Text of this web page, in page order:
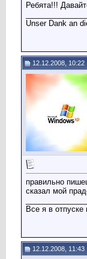
Ребята!!!
Unser Dank an
12.12.2008, 10:22
правильно
сказал мой
Все я в
12.12.2008, 11:43